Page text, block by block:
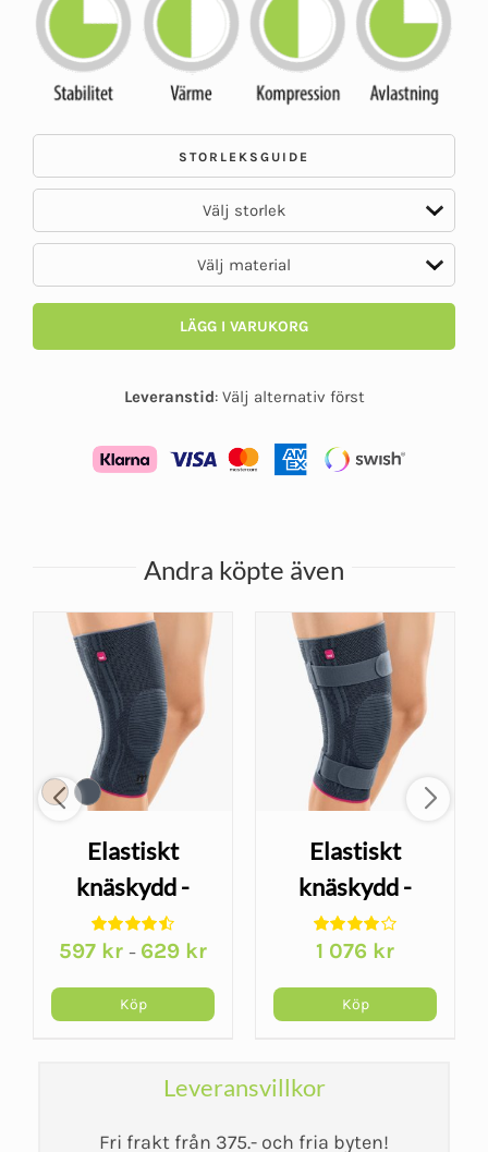
STORLEKSGUIDE
LÄGG I VARUKORG
Leveranstid: Välj alternativ först
Andra köpte även
Elastiskt
knäskydd -
Genumedi
597 kr – 629 kr
Köp
Elastiskt
knäskydd -
Genumedi Plus
1 076 kr
Köp
Leveransvillkor
Fri frakt från 375.- och fria byten!